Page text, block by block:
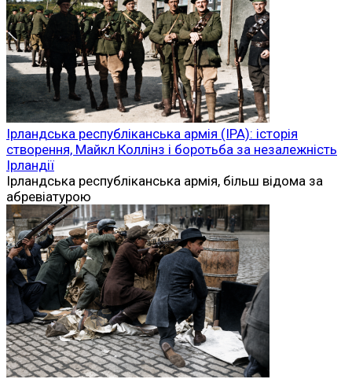
Ірландська республіканська армія (ІРА): історія
створення, Майкл Коллінз і боротьба за незалежність
Ірландії
Ірландська республіканська армія, більш відома за
абревіатурою